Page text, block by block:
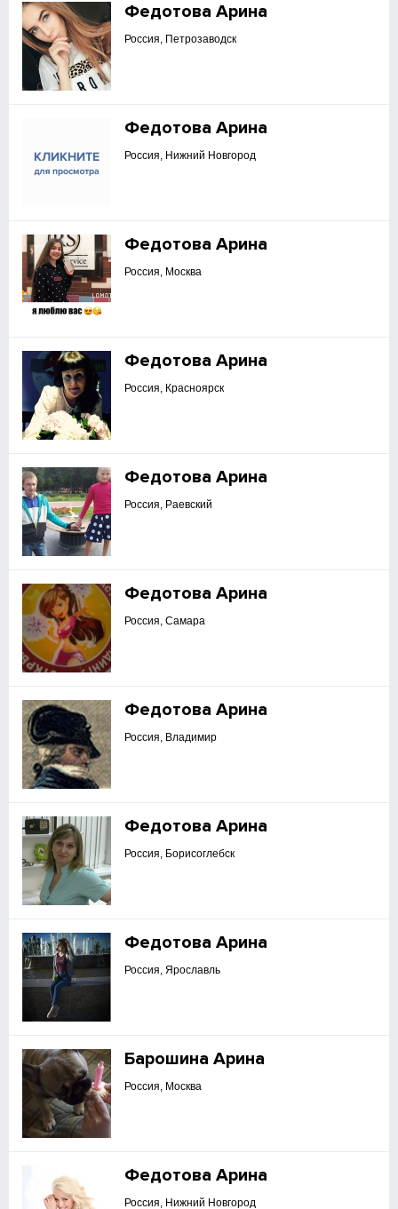
Федотова Арина
Россия, Петрозаводск
Федотова Арина
Россия, Нижний Новгород
Федотова Арина
Россия, Москва
Федотова Арина
Россия, Красноярск
Федотова Арина
Россия, Раевский
Федотова Арина
Россия, Самара
Федотова Арина
Россия, Владимир
Федотова Арина
Россия, Борисоглебск
Федотова Арина
Россия, Ярославль
Барошина Арина
Россия, Москва
Федотова Арина
Россия, Нижний Новгород